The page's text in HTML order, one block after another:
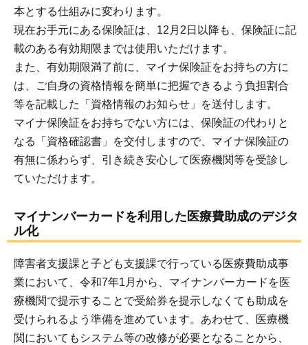
本とする仕組みに変わります。
現在お手元にある保険証は、12月2日以降も、保険証に記
載のある有効期限までは使用いただけます。
また、有効期限満了前に、マイナ保険証をお持ちの方に
は、ご自身の資格情報を簡単に把握できるよう負担割合
等を記載した「資格情報のお知らせ」を送付します。
マイナ保険証をお持ちでない方には、保険証の代わりと
なる「資格確認書」を交付しますので、マイナ保険証の
有無に係わらず、引き続き安心して医療機関等を受診し
ていただけます。
マイナンバーカードを利用した医療費助成のデジタ
ル化
障害者支援課と子ども支援課で行っている医療費助成事
業において、令和7年1月から、マイナンバーカードを医
療機関で提示することで受給券を提示しなくても助成を
受けられるよう準備を進めています。あわせて、医療機
関においてもシステム等の改修が必要となることから、